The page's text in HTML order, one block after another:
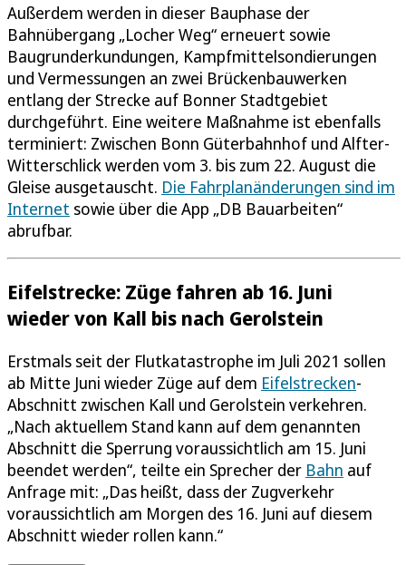
Außerdem werden in dieser Bauphase der
Bahnübergang „Locher Weg“ erneuert sowie
Baugrunderkundungen, Kampfmittelsondierungen
und Vermessungen an zwei Brückenbauwerken
entlang der Strecke auf Bonner Stadtgebiet
durchgeführt. Eine weitere Maßnahme ist ebenfalls
terminiert: Zwischen Bonn Güterbahnhof und Alfter-
Witterschlick werden vom 3. bis zum 22. August die
Gleise ausgetauscht. Die Fahrplanänderungen sind im
Internet sowie über die App „DB Bauarbeiten“
abrufbar.
Eifelstrecke: Züge fahren ab 16. Juni
wieder von Kall bis nach Gerolstein
Erstmals seit der Flutkatastrophe im Juli 2021 sollen
ab Mitte Juni wieder Züge auf dem Eifelstrecken-
Abschnitt zwischen Kall und Gerolstein verkehren.
„Nach aktuellem Stand kann auf dem genannten
Abschnitt die Sperrung voraussichtlich am 15. Juni
beendet werden“, teilte ein Sprecher der Bahn auf
Anfrage mit: „Das heißt, dass der Zugverkehr
voraussichtlich am Morgen des 16. Juni auf diesem
Abschnitt wieder rollen kann.“